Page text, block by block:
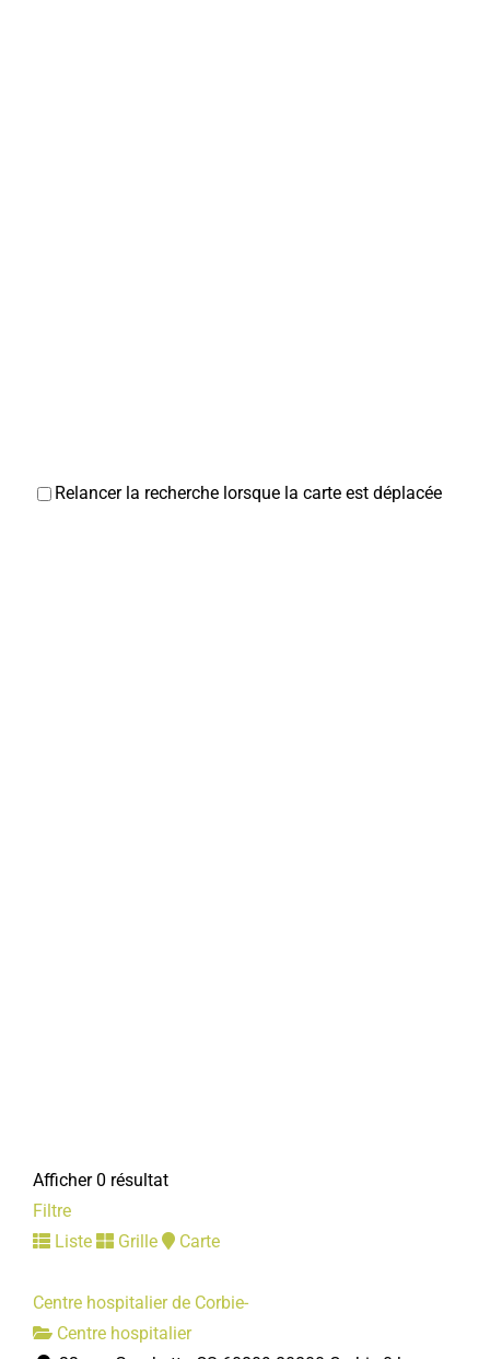
Relancer la recherche lorsque la carte est déplacée
Afficher 0 résultat
Filtre
Liste
Grille Carte
Centre hospitalier de Corbie-
Centre hospitalier